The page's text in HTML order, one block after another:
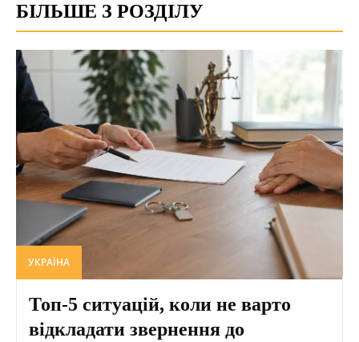
БІЛЬШЕ З РОЗДІЛУ
УКРАЇНА
Топ-5 ситуацій, коли не варто
відкладати звернення до